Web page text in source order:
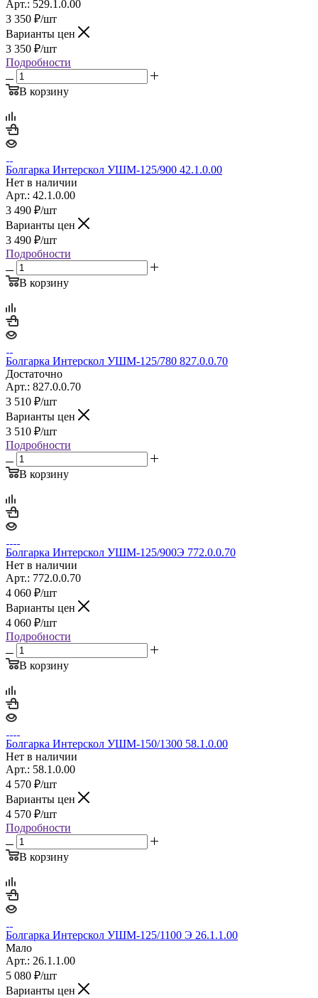
Арт.: 529.1.0.00
3 350 ₽/шт
Варианты цен
3 350 ₽/шт
Подробности
В корзину
Болгарка Интерскол УШМ-125/900 42.1.0.00
Нет в наличии
Арт.: 42.1.0.00
3 490 ₽/шт
Варианты цен
3 490 ₽/шт
Подробности
В корзину
Болгарка Интерскол УШМ-125/780 827.0.0.70
Достаточно
Арт.: 827.0.0.70
3 510 ₽/шт
Варианты цен
3 510 ₽/шт
Подробности
В корзину
Болгарка Интерскол УШМ-125/900Э 772.0.0.70
Нет в наличии
Арт.: 772.0.0.70
4 060 ₽/шт
Варианты цен
4 060 ₽/шт
Подробности
В корзину
Болгарка Интерскол УШМ-150/1300 58.1.0.00
Нет в наличии
Арт.: 58.1.0.00
4 570 ₽/шт
Варианты цен
4 570 ₽/шт
Подробности
В корзину
Болгарка Интерскол УШМ-125/1100 Э 26.1.1.00
Мало
Арт.: 26.1.1.00
5 080 ₽/шт
Варианты цен